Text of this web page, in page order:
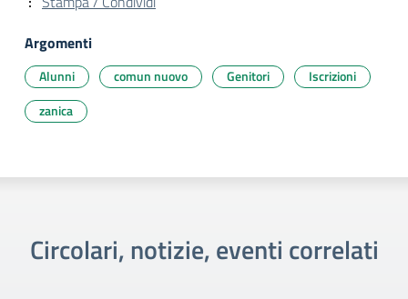
Argomenti
Alunni comun nuovo Genitori
Iscrizioni
zanica
Circolari, notizie, eventi correlati